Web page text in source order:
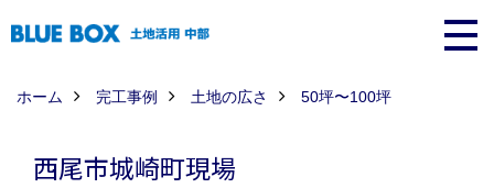
ホーム 完工事例 土地の広さ 50坪〜100坪
西尾市城崎町現場